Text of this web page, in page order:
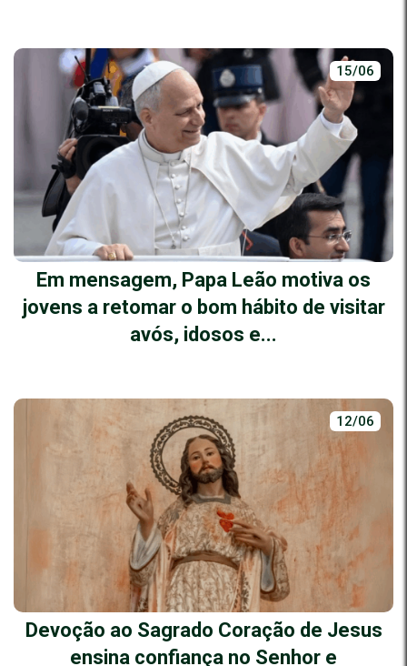
15/06
Em mensagem, Papa Leão motiva os
jovens a retomar o bom hábito de visitar
avós, idosos e...
12/06
Devoção ao Sagrado Coração de Jesus
ensina confiança no Senhor e